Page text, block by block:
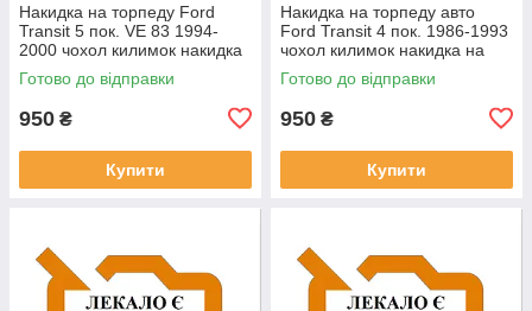
Накидка на торпеду Ford
Transit 5 пок. VЕ 83 1994-
2000 чохол килимок накидка
на панель приладів Форд
Транзит
Готово до відправки
950 ₴
Купити
Накидка на торпеду авто
Ford Transit 4 пок. 1986-1993
чохол килимок накидка на
панель приладів Форд
Транзит
Готово до відправки
950 ₴
Купити